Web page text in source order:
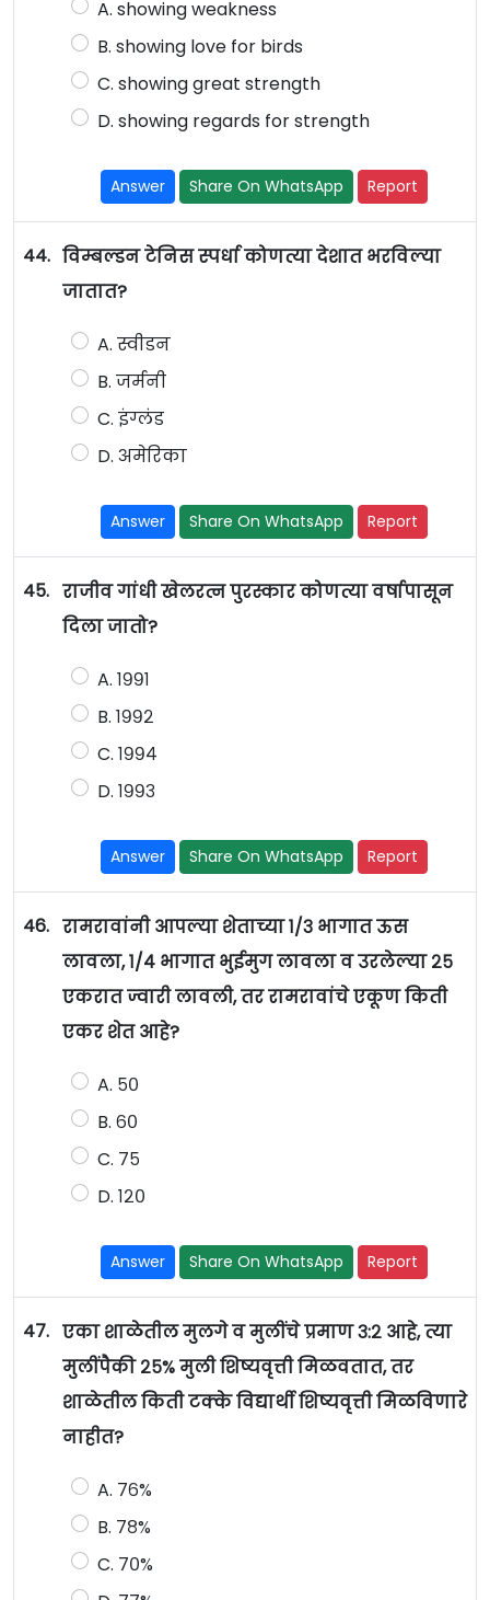
A. showing weakness
B. showing love for birds
C. showing great strength
D. showing regards for strength
Answer Share On WhatsApp Report
44. विम्बल्डन टेनिस स्पर्धा कोणत्या देशात भरविल्या
जातात?
A. स्वीडन
B. जर्मनी
C. इंग्लंड
D. अमेरिका
Answer Share On WhatsApp Report
45. राजीव गांधी खेलरत्न पुरस्कार कोणत्या वर्षापासून
दिला जातो?
A. १९९१
B. १९९२
C. १९९४
D. १९९३
Answer Share On WhatsApp Report
46. रामरावांनी आपल्या शेताच्या १/३ भागात ऊस
लावला, १/४ भागात भुईमुग लावला व उरलेल्या २५
एकरात ज्वारी लावली, तर रामरावांचे एकूण किती
एकर शेत आहे?
A. ५०
B. ६०
C. ७५
D. १२०
Answer Share On WhatsApp Report
47. एका शाळेतील मुलगे व मुलींचे प्रमाण ३:२ आहे, त्या
मुलींपैकी २५% मुली शिष्यवृत्ती मिळवतात, तर
शाळेतील किती टक्के विद्यार्थी शिष्यवृत्ती मिळविणारे
नाहीत?
A. ७६%
B. ७८%
C. ७०%